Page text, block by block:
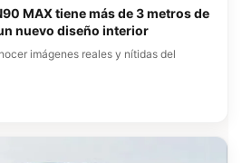
MAX tiene más de 3 metros de
nuevo diseño interior
imágenes reales y nítidas del